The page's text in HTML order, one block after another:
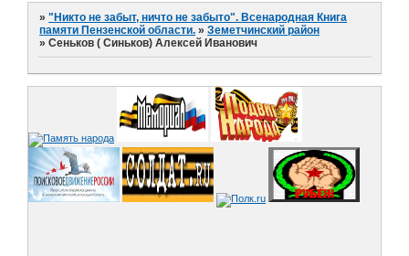
»"Никто не забыт, ничто не забыто". Всенародная Книга
памяти Пензенской области. »Земетчинский район
»Сеньков ( Синьков) Алексей Иванович